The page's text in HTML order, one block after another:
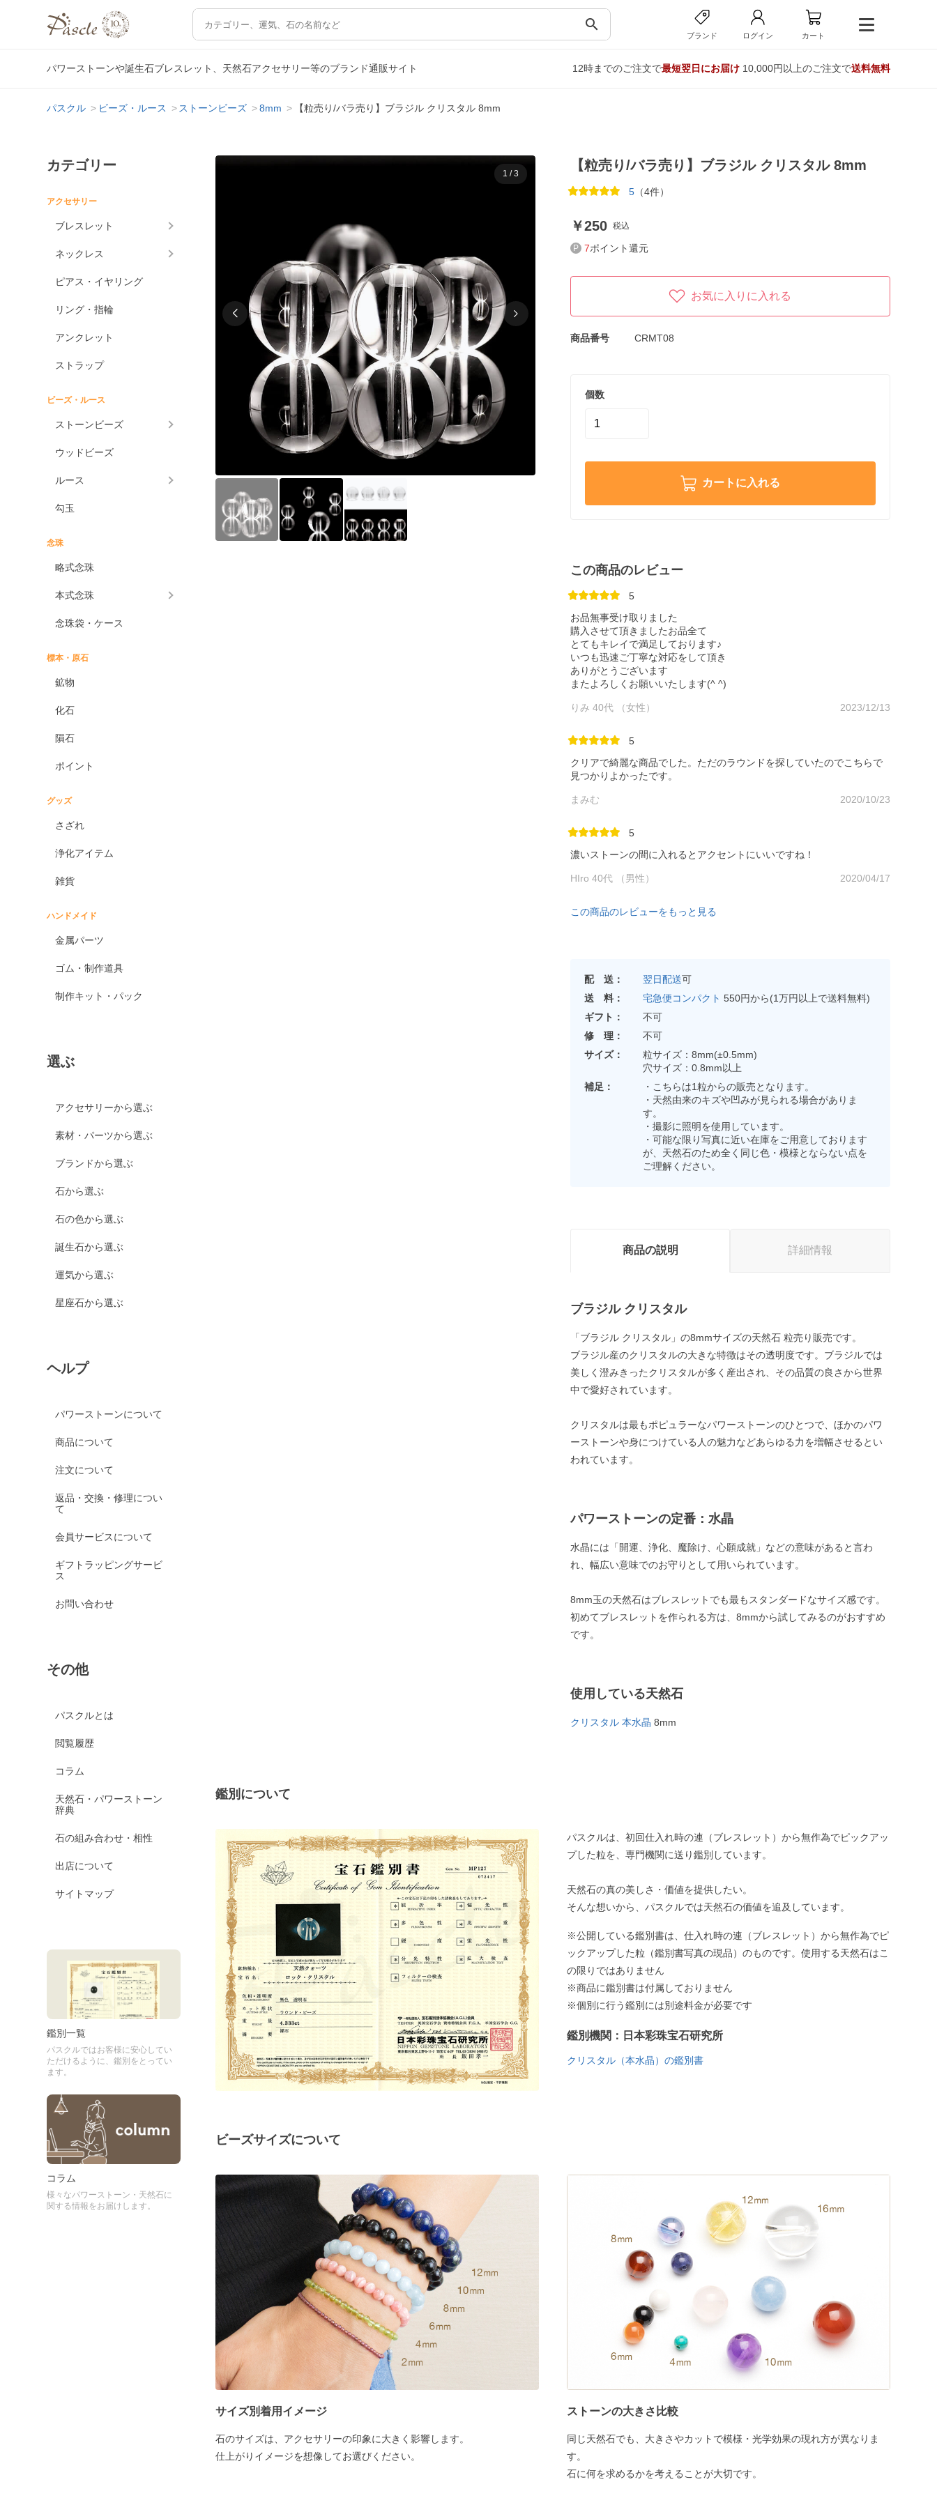
search
ブランド ログイン カート
パワーストーンや誕生石ブレスレット、天然石アクセサリー等のブランド通販サイト 12時までのご注文で最短翌日にお届け10,000円以上のご注文で送料無料
パスクル ビーズ・ルース ストーンビーズ 8mm 【粒売り/バラ売り】ブラジル クリスタル 8mm
カテゴリー
アクセサリー
ブレスレット
ネックレス
ピアス・イヤリング
リング・指輪
アンクレット
ストラップ
ビーズ・ルース
ストーンビーズ
ウッドビーズ
ルース
勾玉
念珠
略式念珠
本式念珠
念珠袋・ケース
標本・原石
鉱物
化石
隕石
ポイント
グッズ
さざれ
浄化アイテム
雑貨
ハンドメイド
金属パーツ
ゴム・制作道具
制作キット・パック
選ぶ
アクセサリーから選ぶ
素材・パーツから選ぶ
ブランドから選ぶ
石から選ぶ
石の色から選ぶ
誕生石から選ぶ
運気から選ぶ
星座石から選ぶ
ヘルプ
パワーストーンについて
商品について
注文について
返品・交換・修理につい
て
会員サービスについて
ギフトラッピングサービ
ス
お問い合わせ
その他
パスクルとは
閲覧履歴
コラム
天然石・パワーストーン
辞典
石の組み合わせ・相性
出店について
サイトマップ
鑑別一覧
パスクルではお客様に安心してい
ただけるように、鑑別をとってい
ます。
コラム
様々なパワーストーン・天然石に
関する情報をお届けします。
1 /3
【粒売り/バラ売り】ブラジル クリスタル 8mm
5（4件）
250 税込
7ポイント還元
お気に入りに入れる
商品番号 CRMT08
個数
カートに入れる
この商品のレビュー
5
お品無事受け取りました
購入させて頂きましたお品全て
とてもキレイで満足しております♪
いつも迅速ご丁寧な対応をして頂き
ありがとうございます
またよろしくお願いいたします(^ ^)
りみ 40代 （女性） 2023/12/13
5
クリアで綺麗な商品でした。ただのラウンドを探していたのでこちらで
見つかりよかったです。
まみむ 2020/10/23
5
濃いストーンの間に入れるとアクセントにいいですね！
HIro 40代 （男性） 2020/04/17
この商品のレビューをもっと見る
配 送： 翌日配送可
送 料：
宅急便コンパクト 550円から(1万円以上で送料無料)
ギフト：
不可
修 理：
不可
サイズ：
粒サイズ：8mm(±0.5mm)
穴サイズ：0.8mm以上
補足：
・こちらは1粒からの販売となります。
・天然由来のキズや凹みが見られる場合がありま
す。
・撮影に照明を使用しています。
・可能な限り写真に近い在庫をご用意しております
が、天然石のため全く同じ色・模様とならない点を
ご理解ください。
商品の説明 詳細情報
ブラジル クリスタル
「ブラジル クリスタル」の8mmサイズの天然石 粒売り販売です。
ブラジル産のクリスタルの大きな特徴はその透明度です。ブラジルでは
美しく澄みきったクリスタルが多く産出され、その品質の良さから世界
中で愛好されています。
クリスタルは最もポピュラーなパワーストーンのひとつで、ほかのパワ
ーストーンや身につけている人の魅力などあらゆる力を増幅させるとい
われています。
パワーストーンの定番：水晶
水晶には「開運、浄化、魔除け、心願成就」などの意味があると言わ
れ、幅広い意味でのお守りとして用いられています。
8mm玉の天然石はブレスレットでも最もスタンダードなサイズ感です。
初めてブレスレットを作られる方は、8mmから試してみるのがおすすめ
です。
使用している天然石
クリスタル 本水晶 8mm
鑑別について
パスクルは、初回仕入れ時の連（ブレスレット）から無作為でピックアッ
プした粒を、専門機関に送り鑑別しています。
天然石の真の美しさ・価値を提供したい。
そんな想いから、パスクルでは天然石の価値を追及しています。
※公開している鑑別書は、仕入れ時の連（ブレスレット）から無作為でピ
ックアップした粒（鑑別書写真の現品）のものです。使用する天然石はこ
の限りではありません
※商品に鑑別書は付属しておりません
※個別に行う鑑別には別途料金が必要です
鑑別機関：日本彩珠宝石研究所
クリスタル（本水晶）の鑑別書
ビーズサイズについて
サイズ別着用イメージ
石のサイズは、アクセサリーの印象に大きく影響します。
仕上がりイメージを想像してお選びください。
ストーンの大きさ比較
同じ天然石でも、大きさやカットで模様・光学効果の現れ方が異なりま
す。
石に何を求めるかを考えることが大切です。